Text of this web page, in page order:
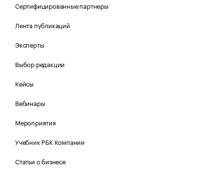
Сертифицированные партнеры
Лента публикаций
Эксперты
Выбор редакции
Кейсы
Вебинары
Мероприятия
Учебник РБК Компании
Статьи о бизнесе